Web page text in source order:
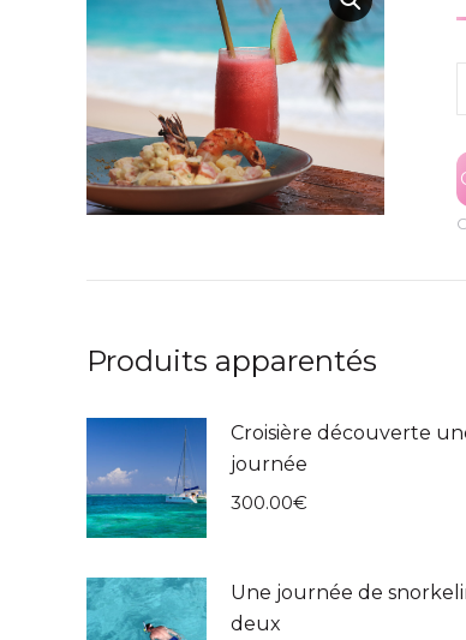
à
Produits apparentés
Croisière découverte
journée
300.00€
Une journée de
deux